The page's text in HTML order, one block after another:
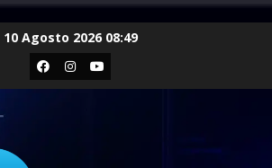
10 Agosto 2026 08:49
Facebook
Instagram
Youtube